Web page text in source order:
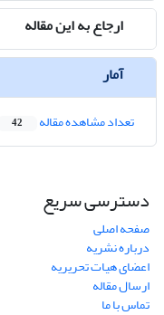
ارجاع به این مقاله
آمار
تعداد مشاهده مقاله 42
دسترسی سریع
صفحه اصلی
درباره نشریه
اعضای هیات تحریریه
ارسال مقاله
تماس با ما